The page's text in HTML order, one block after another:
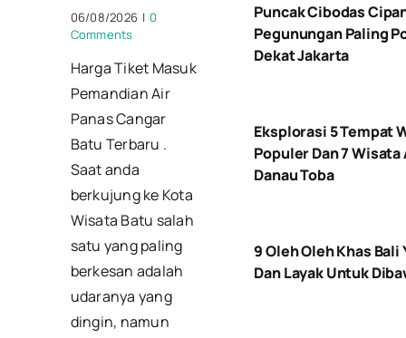
06/08/2026 | 0
Comments
Harga Tiket Masuk
Pemandian Air
Panas Cangar
Batu Terbaru .
Saat anda
berkujung ke Kota
Wisata Batu salah
satu yang paling
berkesan adalah
udaranya yang
dingin, namun
Puncak Cibodas
Pegunungan Paling
Dekat Jakarta
Eksplorasi 5 Tempat
Populer Dan 7
Danau Toba
9 Oleh Oleh Khas Bali
Dan Layak Untuk